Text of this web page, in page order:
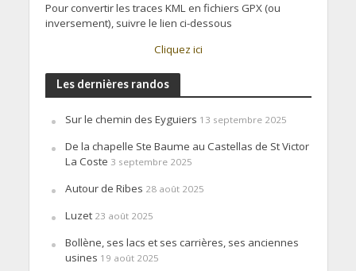
Pour convertir les traces KML en fichiers GPX (ou
inversement), suivre le lien ci-dessous
Cliquez ici
Les dernières randos
Sur le chemin des Eyguiers 13 septembre 2025
De la chapelle Ste Baume au Castellas de St Victor
La Coste 3 septembre 2025
Autour de Ribes 28 août 2025
Luzet 23 août 2025
Bollène, ses lacs et ses carrières, ses anciennes
usines 19 août 2025